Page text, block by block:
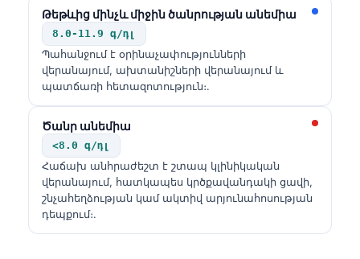
Թեթևից մինչև միջին ծանրության անեմիա
8.0-11.9 գ/դլ
Պահանջում է օրինաչափությունների
վերանայում, ախտանիշների վերանայում և
պատճառի հետազոտություն։.
Ծանր անեմիա
<8.0 գ/դլ
Հաճախ անհրաժեշտ է շտապ կլինիկական
վերանայում, հատկապես կրծքավանդակի ցավի,
շնչահեղձության կամ ակտիվ արյունահոսության
դեպքում։.